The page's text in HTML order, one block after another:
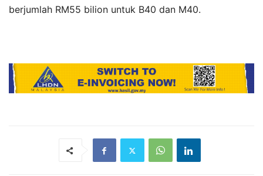
berjumlah RM55 bilion untuk B40 dan M40.